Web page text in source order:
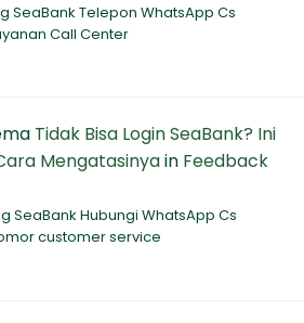
SeaBank Telepon WhatsApp Cs
Call Center
Tidak Bisa Login SeaBank? Ini
Mengatasinyain Feedback
SeaBank Hubungi WhatsApp Cs
customer service